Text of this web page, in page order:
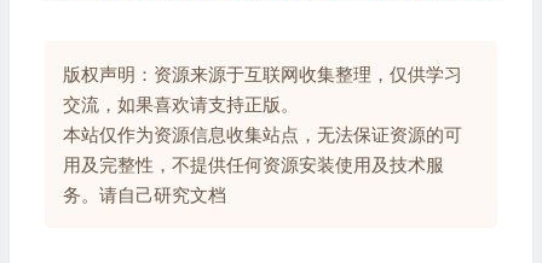
版权声明：资源来源于互联网收集整理，仅供学习
交流，如果喜欢请支持正版。
本站仅作为资源信息收集站点，无法保证资源的可
用及完整性，不提供任何资源安装使用及技术服
务。请自己研究文档